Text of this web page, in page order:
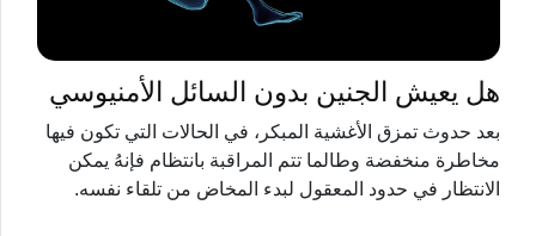
هل يعيش الجنين بدون السائل الأمنيوسي
بعد حدوث تمزق الأغشية المبكر، في الحالات التي تكون فيها
مخاطرة منخفضة وطالما تتم المراقبة بانتظام فإنهُ يمكن
الانتظار في حدود المعقول لبدء المخاض من تلقاء نفسه.